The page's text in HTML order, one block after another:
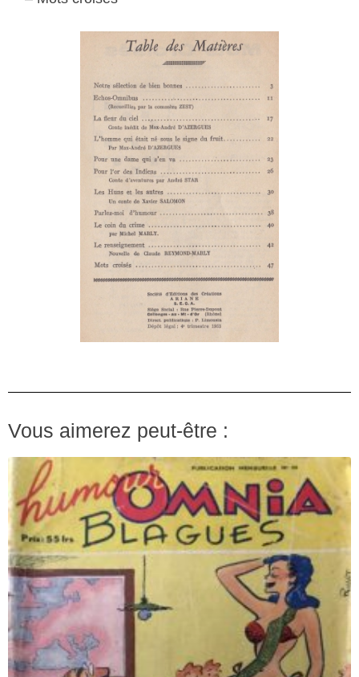
Vous aimerez peut-être :